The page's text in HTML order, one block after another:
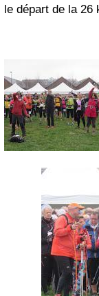
le départ de la 26